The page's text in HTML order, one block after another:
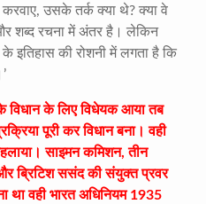
उसके तर्क क्या थे? क्या वे
शब्द रचना में अंतर है। लेकिन
के इतिहास की रोशनी में लगता है कि
के लिए विधेयक आया तब
पूरी कर विधान बना। वही
साइमन कमिशन, तीन
ब्रिटिश ससंद की संयुक्त प्रवर
था वही भारत अधिनियम 1935